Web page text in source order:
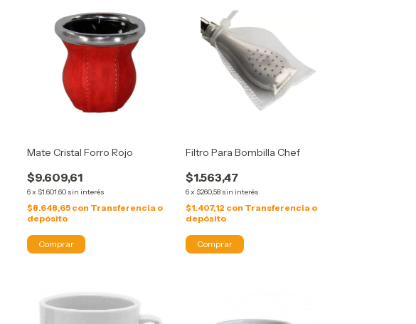
Mate Cristal Forro Rojo
$9.609,61
6x $1.601,60 sin interés
$8.648,65 con Transferencia o
depósito
Filtro Para Bombilla Chef
$1.563,47
6x $260,58 sin interés
$1.407,12 con Transferencia o
depósito